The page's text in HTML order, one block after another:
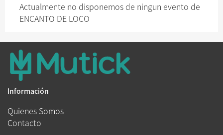
Actualmente no disponemos de ningun evento de
ENCANTO DE LOCO
Información
Quienes Somos
Contacto